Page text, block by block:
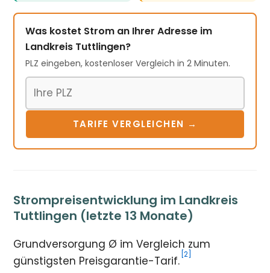
Was kostet Strom an Ihrer Adresse im
Landkreis Tuttlingen?
PLZ eingeben, kostenloser Vergleich in 2 Minuten.
TARIFE VERGLEICHEN →
Strompreisentwicklung im Landkreis
Tuttlingen (letzte 13 Monate)
Grundversorgung Ø im Vergleich zum
günstigsten Preisgarantie-Tarif. [2]